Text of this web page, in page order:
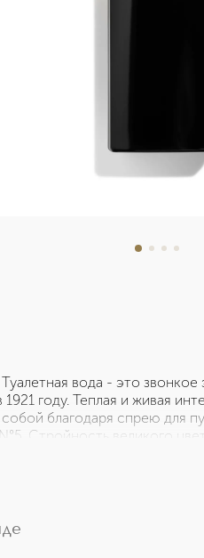
вода - это звонкое
году. Теплая и живая
благодаря спрею для
Стройность великого
тянется теплым,